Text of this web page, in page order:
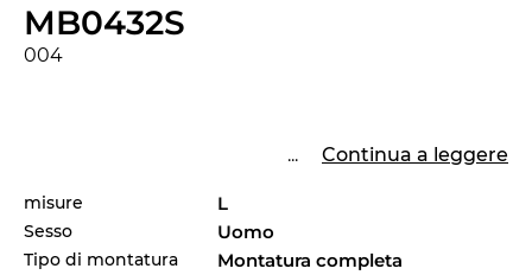
MB0432S
004
... Continua a leggere
misure L
Sesso Uomo
Tipo di montatura Montatura completa